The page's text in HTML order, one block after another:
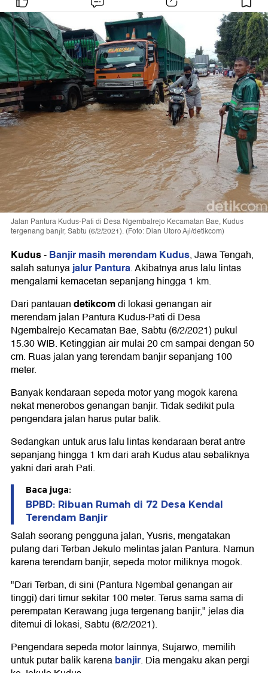
Jalan Pantura Kudus-Pati di Desa Ngembalrejo Kecamatan Bae, Kudus
tergenang banjir, Sabtu (6/2/2021). (Foto: Dian Utoro Aji/detikcom)
Kudus-Banjir masih merendam Kudus, Jawa Tengah,
salah satunyajalur Pantura. Akibatnya arus lalu lintas
mengalami kemacetan sepanjang hingga 1 km.
Dari pantauandetikcomdi lokasi genangan air
merendam jalan Pantura Kudus-Pati di Desa
Ngembalrejo Kecamatan Bae, Sabtu (6/2/2021) pukul
15.30 WIB. Ketinggian air mulai 20 cm sampai dengan 50
cm. Ruas jalan yang terendam banjir sepanjang 100
meter.
Banyak kendaraan sepeda motor yang mogok karena
nekat menerobos genangan banjir. Tidak sedikit pula
pengendara jalan harus putar balik.
Sedangkan untuk arus lalu lintas kendaraan berat antre
sepanjang hingga 1 km dari arah Kudus atau sebaliknya
yakni dari arah Pati.
Baca juga:
BPBD: Ribuan Rumah di 72 Desa Kendal
Terendam Banjir
Salah seorang pengguna jalan, Yusris, mengatakan
pulang dari Terban Jekulo melintas jalan Pantura. Namun
karena terendam banjir, sepeda motor miliknya mogok.
"Dari Terban, di sini (Pantura Ngembal genangan air
tinggi) dari timur sekitar 100 meter. Terus sama sama di
perempatan Kerawang juga tergenang banjir," jelas dia
ditemui di lokasi, Sabtu (6/2/2021).
Pengendara sepeda motor lainnya, Sujarwo, memilih
untuk putar balik karenabanjir. Dia mengaku akan pergi